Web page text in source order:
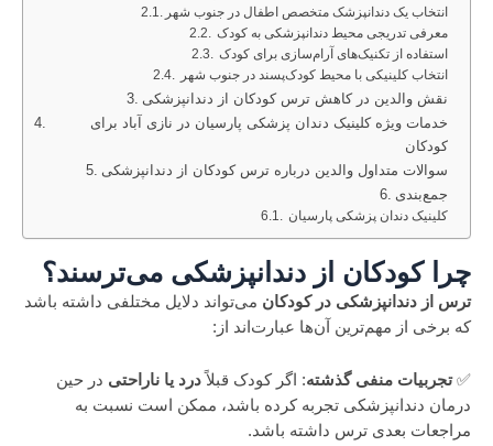
انتخاب یک دندانپزشک متخصص اطفال در جنوب شهر
معرفی تدریجی محیط دندانپزشکی به کودک
استفاده از تکنیک‌های آرام‌سازی برای کودک
انتخاب کلینیکی با محیط کودک‌پسند در جنوب شهر
نقش والدین در کاهش ترس کودکان از دندانپزشکی
خدمات ویژه کلینیک دندان پزشکی پارسیان در نازی آباد برای
کودکان
سوالات متداول والدین درباره ترس کودکان از دندانپزشکی
جمع‌بندی
کلینیک دندان پزشکی پارسیان
چرا کودکان از دندانپزشکی می‌ترسند؟
ترس از دندانپزشکی در کودکان می‌تواند دلایل مختلفی داشته باشد
که برخی از مهم‌ترین آن‌ها عبارت‌اند از:
✅تجربیات منفی گذشته: اگر کودک قبلاً درد یا ناراحتی در حین
درمان دندانپزشکی تجربه کرده باشد، ممکن است نسبت به
مراجعات بعدی ترس داشته باشد.